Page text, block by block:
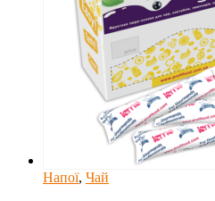
Напої, Чай